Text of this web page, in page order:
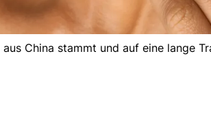
aus China stammt und auf eine lange